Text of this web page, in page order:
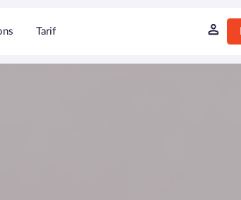
Tarif